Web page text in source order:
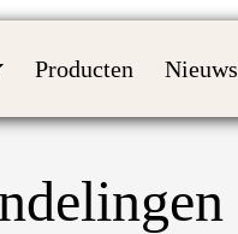
Producten Nieuws